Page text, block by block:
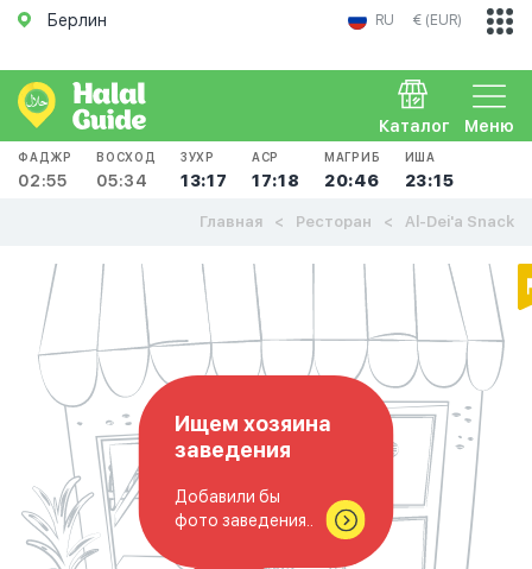
Берлин RU € (EUR)
Меню
Каталог
ФАДЖР
02:55
ВОСХОД
05:34
ЗУХР
13:17
АСР
17:18
МАГРИБ
20:46
ИША
23:15
Главная Ресторан Al-Dei'a Snack
Ищем хозяина
заведения
Добавили бы
фото заведения..